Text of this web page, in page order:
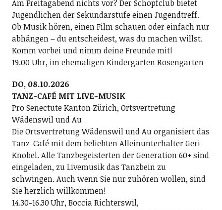
Am Freitagabend nichts vor? Der Schopfclub bietet
Jugendlichen der Sekundarstufe einen Jugendtreff.
Ob Musik hören, einen Film schauen oder einfach nur
abhängen – du entscheidest, was du machen willst.
Komm vorbei und nimm deine Freunde mit!
19.00 Uhr, im ehemaligen Kindergarten Rosengarten
DO, 08.10.2026
TANZ-CAFÉ MIT LIVE-MUSIK
Pro Senectute Kanton Zürich, Ortsvertretung
Wädenswil und Au
Die Ortsvertretung Wädenswil und Au organisiert das
Tanz-Café mit dem beliebten Alleinunterhalter Geri
Knobel. Alle Tanzbegeisterten der Generation 60+ sind
eingeladen, zu Livemusik das Tanzbein zu
schwingen. Auch wenn Sie nur zuhören wollen, sind
Sie herzlich willkommen!
14.30-16.30 Uhr, Boccia Richterswil,